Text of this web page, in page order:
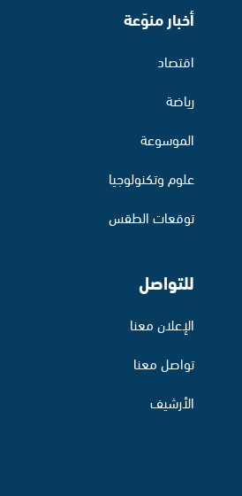
أخبار منوّعة
اقتصاد
رياضة
الموسوعة
علوم وتكنولوجيا
توقعات الطقس
للتواصل
الإعلان معنا
تواصل معنا
الأرشيف